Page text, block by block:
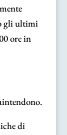
gli ultimi
ore in
di